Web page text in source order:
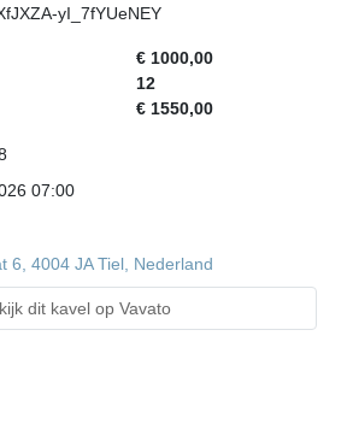
yI_7fYUeNEY
€ 1000,00
12
€ 1550,00
07:00
6, 4004 JA Tiel, Nederland
dit kavel op Vavato